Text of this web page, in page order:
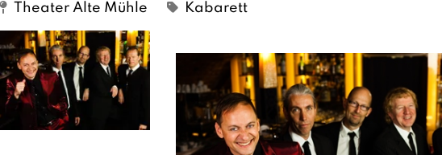
Theater Alte Mühle Kabarett